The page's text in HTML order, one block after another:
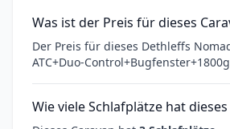
Was ist der Preis für dieses
Der Preis für dieses Dethleffs
ATC+Duo-
Wie viele Schlafplätze hat dieses